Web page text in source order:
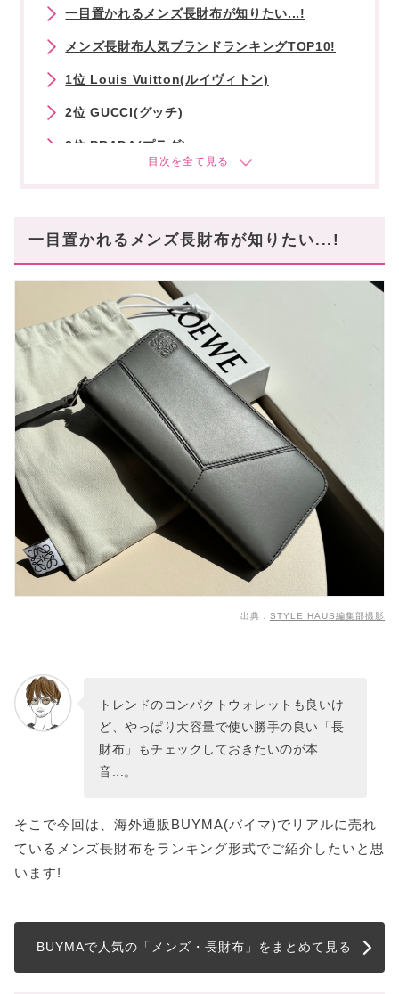
一目置かれるメンズ長財布が知りたい...!
メンズ長財布人気ブランドランキングTOP10!
1位 Louis Vuitton(ルイヴィトン)
2位 GUCCI(グッチ)
3位 PRADA(プラダ)
6位 CELINE(セリーヌ)
8位 HERMES(エルメス)
9位 Maison Margiela(メゾンマルジェラ)
10位 FENDI(フェンディ)
まとめ
一目置かれるメンズ長財布が知りたい...!
出典： STYLE HAUS編集部撮影
トレンドのコンパクトウォレットも良いけ
ど、やっぱり大容量で使い勝手の良い「長
財布」もチェックしておきたいのが本
音...。
そこで今回は、海外通販BUYMA(バイマ)でリアルに売れ
ているメンズ長財布をランキング形式でご紹介したいと思
います!
BUYMAで人気の「メンズ・長財布」をまとめて見る